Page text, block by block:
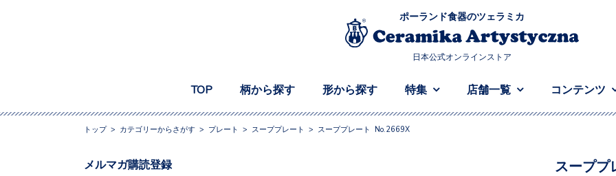
ポーランド食器のツェラミカ
日本公式オンラインストア
TOP 柄から探す 形から探す 特集 店舗一覧 コンテンツ
トップ> カテゴリーからさがす > プレート > スーププレート > スーププレート No.2669X
スープ
メルマガ購読登録